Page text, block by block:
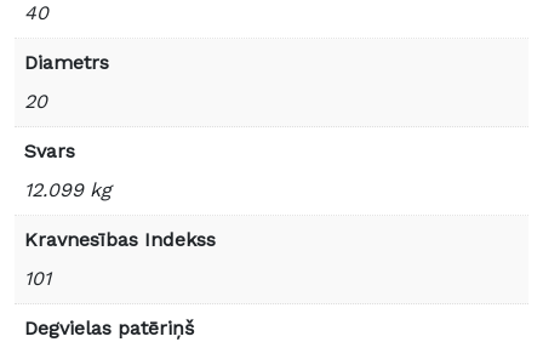
40
Diametrs
20
Svars
12.099 kg
Kravnesības Indekss
101
Degvielas patēriņš